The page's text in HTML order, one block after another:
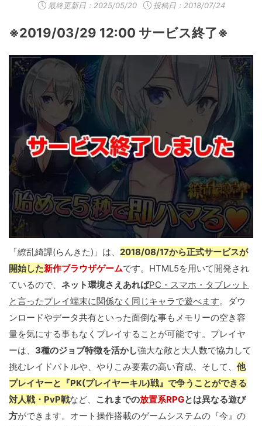
最終更新日： 2025/05/20 投稿日：2018/07/24
※2019/03/29 12:00 サービス終了※
「繚乱綺譚(らんきた)」は、 2018/08/17から正式サービスが
開始した新作ブラウザゲームです。HTML5を用いて開発され
ているので、 ネット環境さえあればPC・スマホ・タブレット
と言ったプレイ端末に関係なく同じキャラで遊べます。ダウ
ンロードやデータ共有といった面倒な事もメモリーの空き容
量を気にする事もなくプレイすることが可能です。プレイヤ
ーは、 3種のジョブ特徴を活かし強大な敵と大人数で協力して
挑むレイドバトルや、やりこみ要素の高い育成、そして、 他
プレイヤーと『PK(プレイヤーキル)戦』で争うことができる
対人戦・PvP戦など、 これまでの放置系RPGとは異なる遊び
方ができます。オート操作搭載のゲームシステムの『今』の